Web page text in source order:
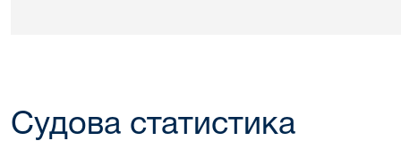
Судова статистика